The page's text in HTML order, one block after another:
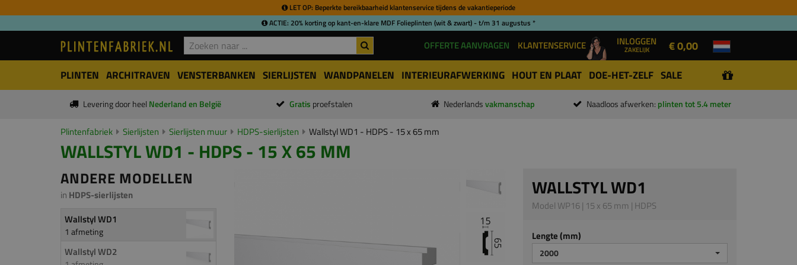
LET OP: Beperkte bereikbaarheid klantenservice tijdens de vakantieperiode
ACTIE: 20% korting op kant-en-klare MDF Folieplinten (wit & zwart) - t/m 31 augustus *
OFFERTE AANVRAGEN KLANTENSERVICE INLOGGEN
ZAKELIJK € 0,00
PLINTEN ARCHITRAVEN VENSTERBANKEN SIERLIJSTEN WANDPANELEN INTERIEURAFWERKING HOUT EN PLAAT DOE-HET-ZELF SALE
Levering door heel Nederland en België Gratis proefstalen Nederlands vakmanschap Naadloos afwerken: plinten tot 5.4 meter
Plintenfabriek Sierlijsten Sierlijsten muur HDPS-sierlijsten Wallstyl WD1 - HDPS - 15 x 65 mm
WALLSTYL WD1 - HDPS - 15 X 65 MM
ANDERE MODELLEN
in HDPS-sierlijsten
Wallstyl WD1
1 afmeting
Wallstyl WD2
WALLSTYL WD1
Model WP16 | 15 x 65 mm | HDPS
Lengte (mm)
2000